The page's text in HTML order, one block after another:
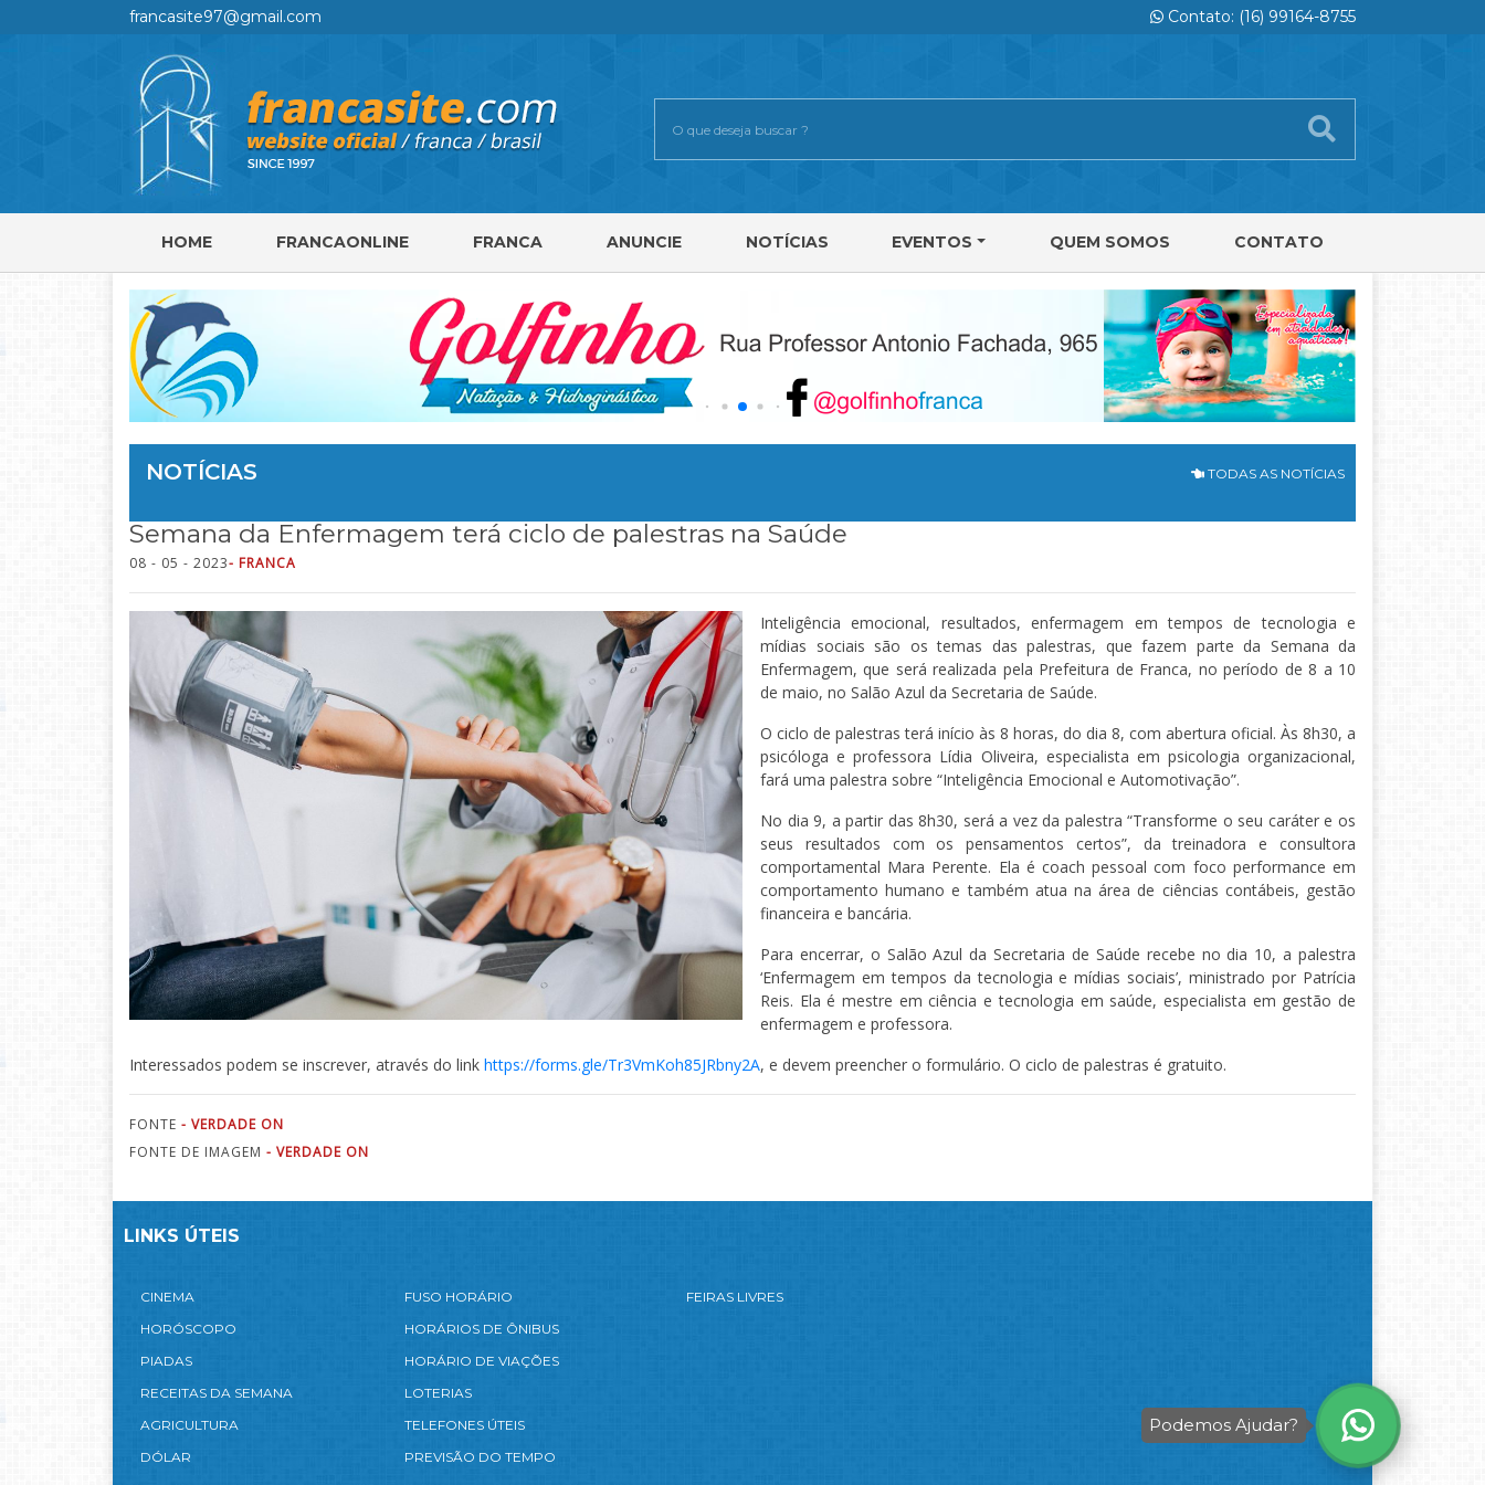
francasite97@gmail.com Contato: (16) 99164-8755
HOME FRANCAONLINE FRANCA ANUNCIE NOTÍCIAS EVENTOS QUEM SOMOS CONTATO
NOTÍCIAS TODAS AS NOTÍCIAS
Semana da Enfermagem terá ciclo de palestras na Saúde
08 - 05 - 2023- FRANCA
Inteligência emocional, resultados, enfermagem em tempos de tecnologia e
mídias sociais são os temas das palestras, que fazem parte da Semana da
Enfermagem, que será realizada pela Prefeitura de Franca, no período de 8 a 10
de maio, no Salão Azul da Secretaria de Saúde.
O ciclo de palestras terá início às 8 horas, do dia 8, com abertura oficial. Às 8h30, a
psicóloga e professora Lídia Oliveira, especialista em psicologia organizacional,
fará uma palestra sobre “Inteligência Emocional e Automotivação”.
No dia 9, a partir das 8h30, será a vez da palestra “Transforme o seu caráter e os
seus resultados com os pensamentos certos”, da treinadora e consultora
comportamental Mara Perente. Ela é coach pessoal com foco performance em
comportamento humano e também atua na área de ciências contábeis, gestão
financeira e bancária.
Para encerrar, o Salão Azul da Secretaria de Saúde recebe no dia 10, a palestra
‘Enfermagem em tempos da tecnologia e mídias sociais’, ministrado por Patrícia
Reis. Ela é mestre em ciência e tecnologia em saúde, especialista em gestão de
enfermagem e professora.
Interessados podem se inscrever, através do link https://forms.gle/Tr3VmKoh85JRbny2A, e devem preencher o formulário. O ciclo de palestras é gratuito.
FONTE - VERDADE ON
FONTE DE IMAGEM - VERDADE ON
LINKS ÚTEIS
CINEMA
HORÓSCOPO
PIADAS
RECEITAS DA SEMANA
AGRICULTURA
DÓLAR
FUSO HORÁRIO
HORÁRIOS DE ÔNIBUS
HORÁRIO DE VIAÇÕES
LOTERIAS
TELEFONES ÚTEIS
PREVISÃO DO TEMPO
FEIRAS LIVRES
Podemos Ajudar?